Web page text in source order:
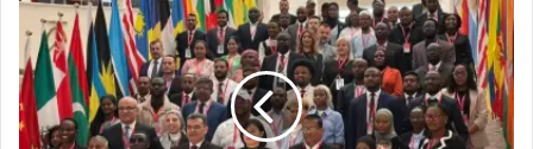
جامعة
الريادة
تشارك
في
ورشة
الذكاء